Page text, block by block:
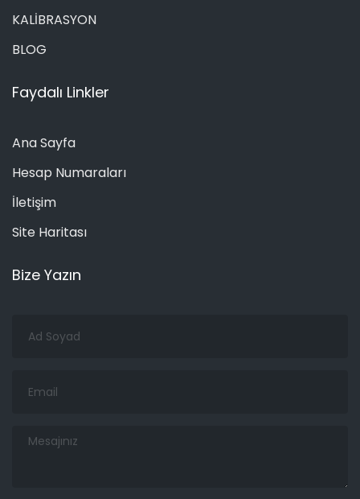
KALİBRASYON
BLOG
Faydalı Linkler
Ana Sayfa
Hesap Numaraları
İletişim
Site Haritası
Bize Yazın
Soyad
Mesajınız